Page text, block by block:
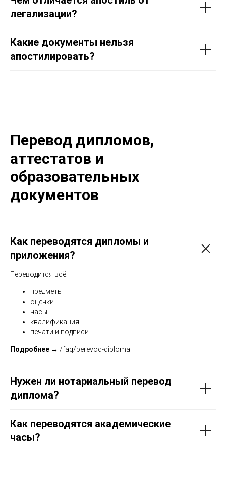
легализации?
Какие документы нельзя
апостилировать?
Перевод дипломов,
аттестатов и
образовательных
документов
Как переводятся дипломы и
приложения?
Переводится всё:
предметы
оценки
часы
квалификация
печати и подписи
Подробнее → /faq/perevod-diploma
Нужен ли нотариальный перевод
диплома?
Как переводятся академические
часы?